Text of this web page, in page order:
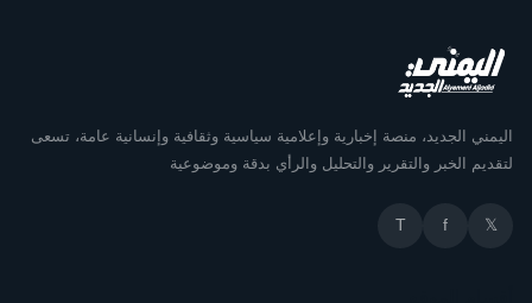
اليمني الجديد، منصة إخبارية وإعلامية سياسية وثقافية وإنسانية عامة، تسعى
لتقديم الخبر والتقرير والتحليل والرأي بدقة وموضوعية
𝕏
f
T